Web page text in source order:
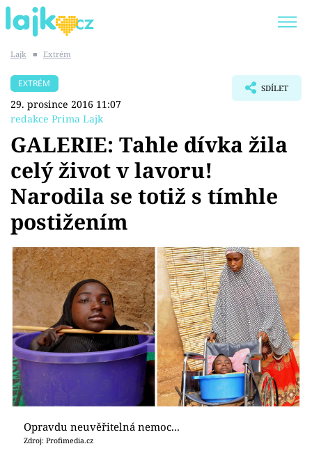
SHOPAHOLICADEL
Témata
Showbyznys
Youtubeři
Virály
Sex a vztahy
Videa
Sledujte prima+
Přihlášení
Lajk ■ Extrém
EXTRÉM
29. prosince 2016 11:07
redakce Prima Lajk
SDÍLET
GALERIE: Tahle dívka žila
celý život v lavoru!
Narodila se totiž s tímhle
postižením
Opravdu neuvěřitelná nemoc...
Zdroj: Profimedia.cz